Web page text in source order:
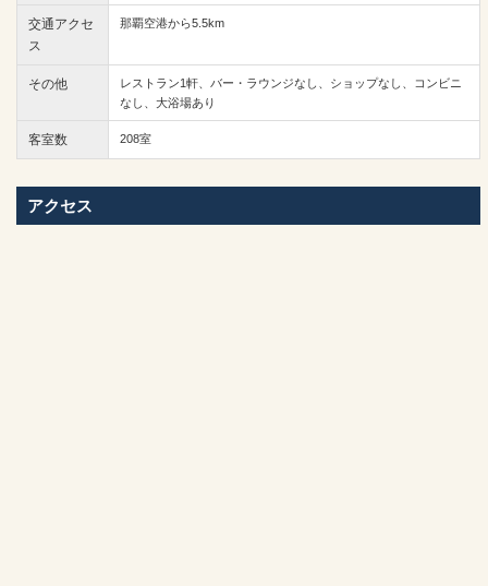
交通アクセ
ス
那覇空港から5.5km
その他
レストラン1軒、バー・ラウンジなし、ショップなし、コンビニ
なし、大浴場あり
客室数 208室
アクセス